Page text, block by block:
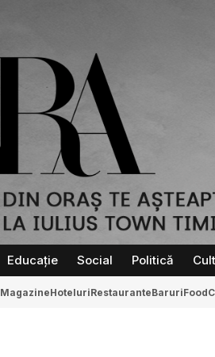
Educație Social Politică
MagazineHoteluriRestauranteBaruriFood